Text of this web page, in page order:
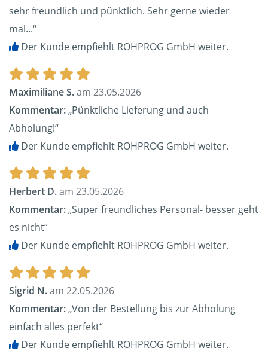
sehr freundlich und pünktlich. Sehr gerne wieder
mal...“
Der Kunde empfiehlt ROHPROG GmbH weiter.
Maximiliane S.am 23.05.2026
Kommentar:„Pünktliche Lieferung und auch
Abholung!“
Der Kunde empfiehlt ROHPROG GmbH weiter.
Herbert D.am 23.05.2026
Kommentar:„Super freundliches Personal- besser geht
es nicht“
Der Kunde empfiehlt ROHPROG GmbH weiter.
Sigrid N.am 22.05.2026
Kommentar:„Von der Bestellung bis zur Abholung
einfach alles perfekt“
Der Kunde empfiehlt ROHPROG GmbH weiter.